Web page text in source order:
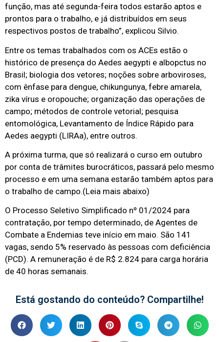
função, mas até segunda-feira todos estarão aptos e
prontos para o trabalho, e já distribuídos em seus
respectivos postos de trabalho”, explicou Silvio.
Entre os temas trabalhados com os ACEs estão o
histórico de presença do Aedes aegypti e albopctus no
Brasil; biologia dos vetores; noções sobre arboviroses,
com ênfase para dengue, chikungunya, febre amarela,
zika vírus e oropouche; organização das operações de
campo; métodos de controle vetorial; pesquisa
entomológica, Levantamento de Índice Rápido para
Aedes aegypti (LIRAa), entre outros.
A próxima turma, que só realizará o curso em outubro
por conta de trâmites burocráticos, passará pelo mesmo
processo e em uma semana estarão também aptos para
o trabalho de campo.(Leia mais abaixo)
O Processo Seletivo Simplificado nº 01/2024 para
contratação, por tempo determinado, de Agentes de
Combate a Endemias teve início em maio. São 141
vagas, sendo 5% reservado às pessoas com deficiência
(PCD). A remuneração é de R$ 2.824 para carga horária
de 40 horas semanais.
Está gostando do conteúdo? Compartilhe!